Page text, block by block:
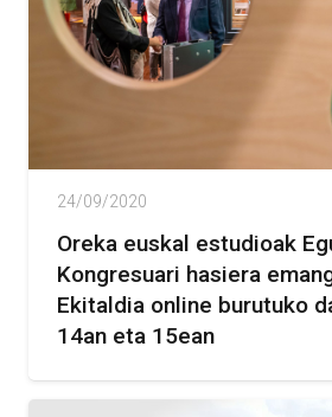
24/09/2020
Oreka euskal estudioak
Kongresuari hasiera
Ekitaldia online burutuko
14an eta 15ean